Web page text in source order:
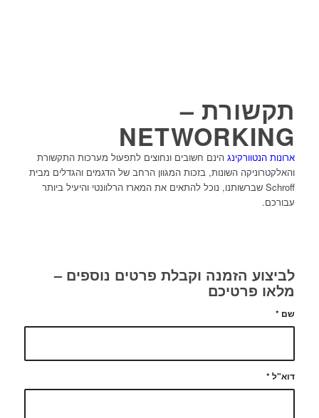
תקשורת –
NETWORKING
ארונות הנטוורקינגהינם חשובים ונחוצים לתפעול מערכות התקשורת
והאלקטרוניקה השונות, בזכות המגוון הרחב של הדגמים והגדלים מבית
Schroff שברשותנו, נוכל להתאים את המארז הרלוונטי והיעיל ביותר
עבורכם.
לביצוע הזמנה וקבלת פרטים נוספים –
מלאו פרטיכם
שם *
דוא"ל*